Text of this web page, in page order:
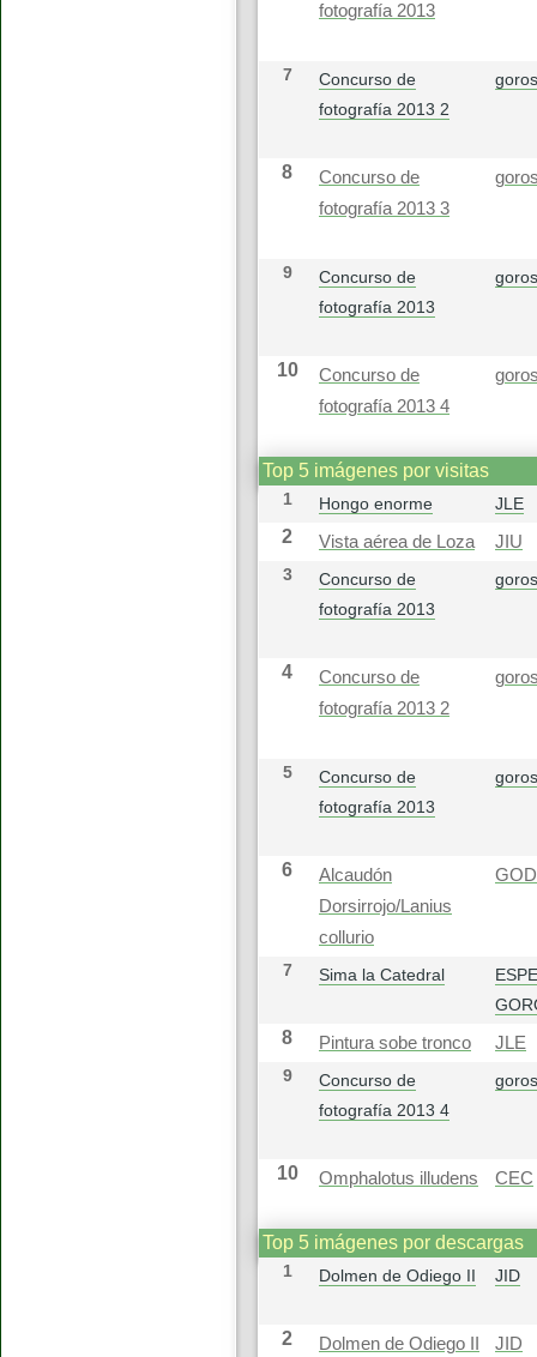
fotografía 2013
7
Concurso de
fotografía 2013 2
8
Concurso de
fotografía 2013 3
9
Concurso de
fotografía 2013
10
Concurso de
fotografía 2013 4
Top 5 imágenes por visitas
1 Hongo enorme JLE
2 Vista aérea de Loza
JIU
3
Concurso de
fotografía 2013
4
Concurso de
fotografía 2013 2
5
Concurso de
fotografía 2013
6
Alcaudón
Dorsirrojo/Lanius
collurio
GOD
7 Sima la Catedral
8 Pintura sobe tronco
JLE
9
Concurso de
fotografía 2013 4
10 Omphalotus illudens CEC
Top 5 imágenes por descargas
1 Dolmen de Odiego II JID
2 Dolmen de Odiego II JID